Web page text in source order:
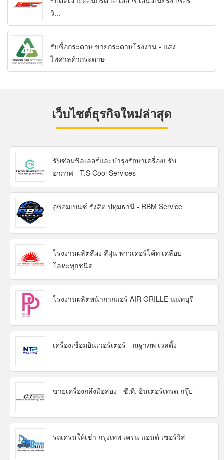
วิ...
รับซื้อกระดาษ ขายกระดาษโรงงาน - แสง
ไพศาลค้ากระดาษ
เว็บไซต์ธุรกิจใหม่ล่าสุด
รับซ่อมชิลเลอร์และบำรุงรักษาเครื่องปรับ
อากาศ - T.S Cool Services
อู่ซ่อมเบนซ์ รังสิต ปทุมธานี - RBM Service
โรงงานผลิตสีผง สีฝุ่น พาวเดอร์โค้ท เคลือบ
โลหะทุกชนิด
โรงงานผลิตหน้ากากแอร์ AIR GRILLE นนทบุรี
เครื่องเชื่อมอินเวอร์เตอร์ - ณฐาภพ เวลดิ้ง
ขายเครื่องกลึงมือสอง - ซี.ที. อินเตอร์เทรด กรุ๊ป
รถเครนให้เช่า กรุงเทพ เครน แอนด์ เซอร์วิส